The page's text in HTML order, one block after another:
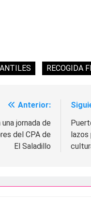
RECOGIDA
Anterior:
jornada de
del CPA de
El Saladillo
lazos